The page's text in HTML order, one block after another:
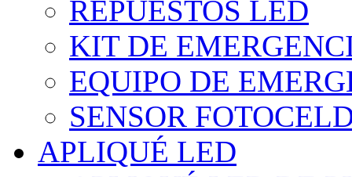
REPUESTOS LED
KIT DE
EQUIPO DE
SENSOR
APLIQUÉ LED